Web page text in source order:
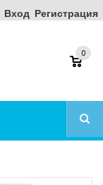
Вход Регистрация
0